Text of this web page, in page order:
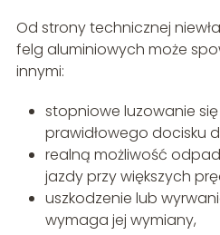
Od strony technicznej
felg aluminiowych może
innymi:
stopniowe luzowanie się
prawidłowego docisku
realną możliwość
jazdy przy większych
uszkodzenie lub
wymaga jej wymiany,